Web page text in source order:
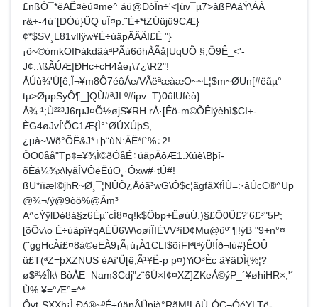
£nßÓ¯*ëAÊ¤èú¤me^ áü@DòÎn÷'<|ùv¯µ7>âßPAáÝ\ÀÁ
r&+-4ú`[DÓú}ÜQ uÎ¤p.¨È+*tZÚüjû9CÆ}
¢*$SV¸L81vIlÿw¥É÷úäpÄÂÄI£È "}
¡ö~©òmkOIÞàkdâàªPÃù6öhÅÃå|UqUÕ §,Ö9Ê_<'-
J¢..\ßÃÚÆ|ÐHc+cH4åe¡\7¿\R2"!
ÅÚù¾'Ü[ê;Ï¬¥m8Ô7éôÁe/VÃëªæàæO~~L¦$m~ØUn[#ëãµ°
tµ>ØµpSyÔ¶_]QÙ#ªJI º#ipv¯T)0ûlUfèò}
Å¾ ¹;Ù²²³J6rµJ¤Õ½øjS¥RH rÅ·[Êö-m©ÕÊlýèhì$CI+­
ÈG4øJvÍ'ÕC1Æ{Ì°`ØÚXÚþS,
¿µà~Wõ°ÕË&J*±þ¨ùN:ÄË*í`%÷2!
ÕO0åå"Tp¢=¥¾Ì©ðÓåÉ÷úäpÄôÆ1.Xúè\Bþî-
õÈá¼¾x\lyãÎVÔëËúO¸·Ôxw#·tÚ#!
ßU*ïïæI©jhR~Ø¸¯¦NÛÕ¿Åóã³wG\Ô$c¦ãgfãXfÌÙ=:·âÚcC®^Up
@¾¬/ý@9òö%@Ãm³
A^cÝÿlÐè8á§z6Èµ¨cÍ8¤q!k$Ôbp+ËøúÚ.)§£Ö0Û£?'6£³"5P;
[õÔv\o É÷úäpî¥qAÉÛ6W\oøìÎIÈVV³ìÐ¢Mu@üº´¶­!ýB "9+n°­¤
(¨ggHcÀì£¤8á©eEÀ9¡Ã¡ú¡À1CLI$õíFIªtªýÜ!Íð¬lú#}ÊOÛ
ü£T(ªZ=þXZNUS èAï'Ü[ê;Ã¹¥Ë-p p¤)YiO³Èc ä¥âDÌ{%¦?
ø$ª½Îk\ BòÅE¯Nam3Cdj"z¨6Ü×I¢¤XZ]ZKeÁ©ýP_´¥øhiHR×,'´
Ù% ¥=°Æ°=^*